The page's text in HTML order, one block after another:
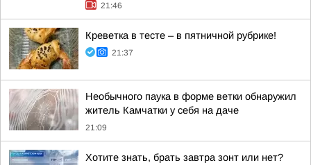
21:46
Креветка в тесте – в пятничной рубрике!
21:37
Необычного паука в форме ветки обнаружил
житель Камчатки у себя на даче
21:09
Хотите знать, брать завтра зонт или нет?